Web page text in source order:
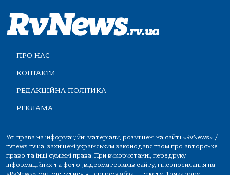
ПРО НАС
КОНТАКТИ
РЕДАКЦІЙНА ПОЛІТИКА
РЕКЛАМА
Усі права на інформаційні матеріали, розміщені на сайті «RvNews» /
rvnews.rv.ua, захищені українським законодавством про авторське
право та інші суміжні права. При використанні, передруку
інформаційних та фото-,відеоматеріалів сайту, гіперпосилання на